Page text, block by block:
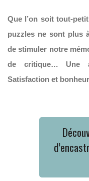
Que l’on soit tout-
puzzles ne sont plus
de stimuler notre
de critique… Une
Satisfaction et